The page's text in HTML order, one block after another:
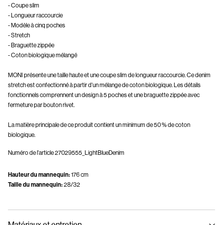
- Coupe slim
- Longueur raccourcie
- Modèle à cinq poches
- Stretch
- Braguette zippée
- Coton biologique mélangé
MONI présente une taille haute et une coupe slim de longueur raccourcie. Ce denim
stretch est confectionné à partir d'un mélange de coton biologique. Les détails
fonctionnels comprennent un design à 5 poches et une braguette zippée avec
fermeture par bouton rivet.
La matière principale de ce produit contient un minimum de 50 % de coton
biologique.
Numéro de l'article27029555_LightBlueDenim
Hauteur du mannequin:176 cm
Taille du mannequin:28/32